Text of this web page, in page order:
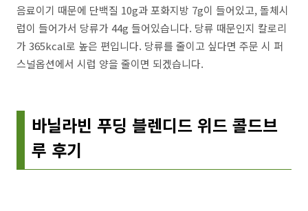
음료이기 때문에 단백질 10g과 포화지방 7g이 들어있고, 돌체시
럽이 들어가서 당류가 44g 들어있습니다. 당류 때문인지 칼로리
가 365kcal로 높은 편입니다. 당류를 줄이고 싶다면 주문 시 퍼
스널옵션에서 시럽 양을 줄이면 되겠습니다.
바닐라빈 푸딩 블렌디드 위드 콜드브
루 후기